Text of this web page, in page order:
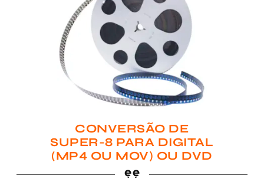
CONVERSÃO DE
SUPER-8 PARA DIGITAL
(MP4 OU MOV) OU DVD